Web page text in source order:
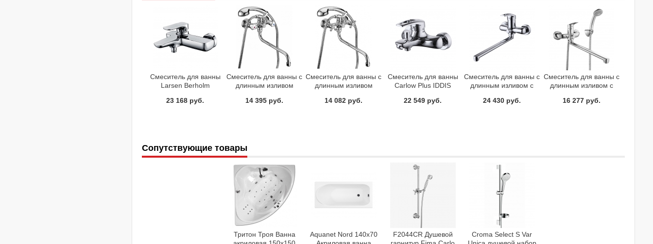
Смеситель для ванны
Larsen Berholm
23 168 руб.
Смеситель для ванны с
длинным изливом
BE270BW6K+W21 MI
14 395 руб.
Смеситель для ванны с
длинным изливом
BO270BW4K+W21 MI
14 082 руб.
Смеситель для ванны
Carlow Plus IDDIS
22 549 руб.
Смеситель для ванны с
длинным изливом с
дивертором Carlow Plus
24 430 руб.
Смеситель для ванны с
длинным изливом с
дивертором Don
16 277 руб.
Сопутствующие товары
Тритон Троя Ванна
Aquanet Nord 140х70
F2044CR Душевой
Croma Select S Var